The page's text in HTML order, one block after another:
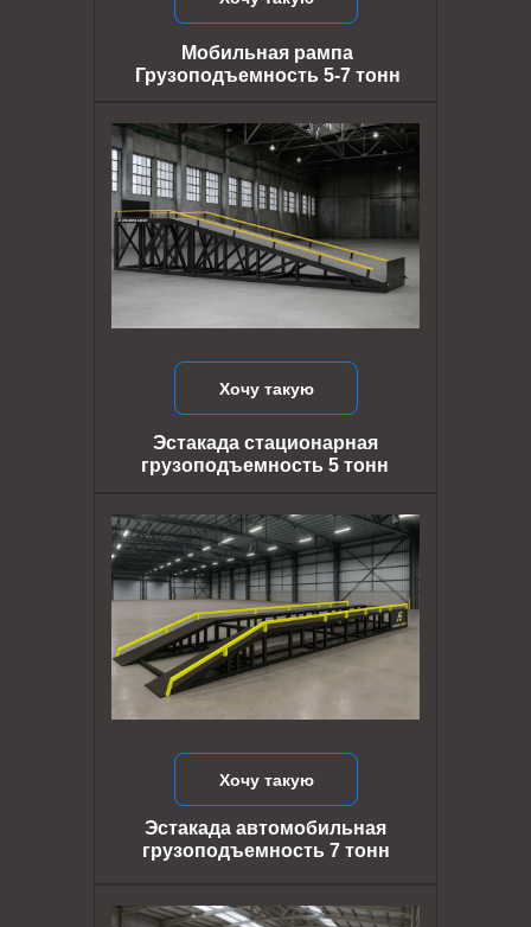
Хочу такую
Эстакада автомобильная
грузоподъемность 7 тонн
Хочу такую
Эстакада стационарная
грузоподъемность 5 тонн
Мобильная рампа
Грузоподъемность 5-7 тонн